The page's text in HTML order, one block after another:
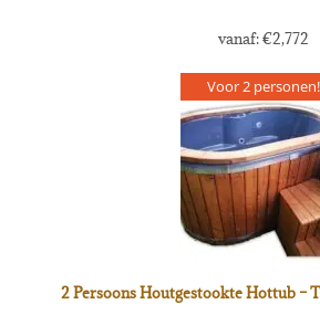
vanaf:€2,772
Voor 2 personen!
2 Persoons Houtgestookte Hottub –